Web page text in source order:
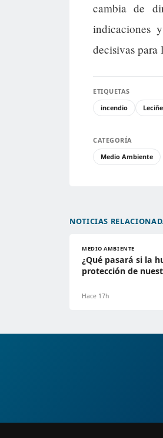
cambia de
indicaciones
decisivas para
ETIQUETAS
incendio
CATEGORÍA
Medio Ambiente
NOTICIAS
MEDIO AMBIENTE
¿Qué pasará si la
protección de
Hace 17h